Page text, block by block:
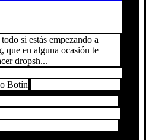
si estás empezando a
que en alguna ocasión te
dropsh...
Botín